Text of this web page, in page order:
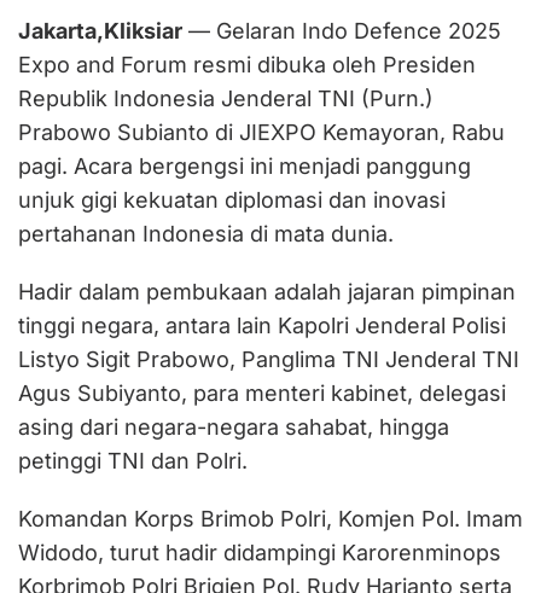
Jakarta,Kliksiar — Gelaran Indo Defence 2025
Expo and Forum resmi dibuka oleh Presiden
Republik Indonesia Jenderal TNI (Purn.)
Prabowo Subianto di JIEXPO Kemayoran, Rabu
pagi. Acara bergengsi ini menjadi panggung
unjuk gigi kekuatan diplomasi dan inovasi
pertahanan Indonesia di mata dunia.
Hadir dalam pembukaan adalah jajaran pimpinan
tinggi negara, antara lain Kapolri Jenderal Polisi
Listyo Sigit Prabowo, Panglima TNI Jenderal TNI
Agus Subiyanto, para menteri kabinet, delegasi
asing dari negara-negara sahabat, hingga
petinggi TNI dan Polri.
Komandan Korps Brimob Polri, Komjen Pol. Imam
Widodo, turut hadir didampingi Karorenminops
Korbrimob Polri Brigjen Pol. Rudy Harianto serta